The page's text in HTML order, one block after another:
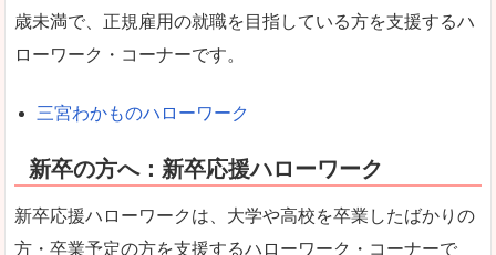
歳未満で、正規雇用の就職を目指している方を支援するハ
ローワーク・コーナーです。
三宮わかものハローワーク
新卒の方へ：新卒応援ハローワーク
新卒応援ハローワークは、大学や高校を卒業したばかりの
方・卒業予定の方を支援するハローワーク・コーナーで